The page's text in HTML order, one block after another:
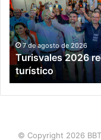
profissionais
do
trade
turístico
7 de agosto de 2026
Turisvales 2026
turístico
© Copyright 2026 BBT